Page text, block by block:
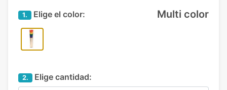
1. Elige el color: Multi color
2. Elige cantidad: